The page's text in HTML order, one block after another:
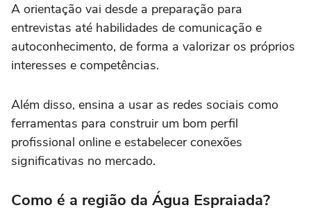
A orientação vai desde a preparação para
entrevistas até habilidades de comunicação e
autoconhecimento, de forma a valorizar os próprios
interesses e competências.
Além disso, ensina a usar as redes sociais como
ferramentas para construir um bom perfil
profissional online e estabelecer conexões
significativas no mercado.
Como é a região da Água Espraiada?